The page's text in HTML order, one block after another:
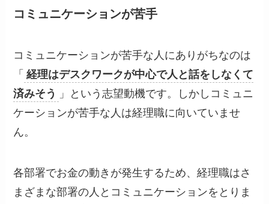
コミュニケーションが苦手
コミュニケーションが苦手な人にありがちなのは
「 経理はデスクワークが中心で人と話をしなくて
済みそう
」という志望動機です。しかしコミュニ
ケーションが苦手な人は経理職に向いていませ
ん。
各部署でお金の動きが発生するため、経理職はさ
まざまな部署の人とコミュニケーションをとりま